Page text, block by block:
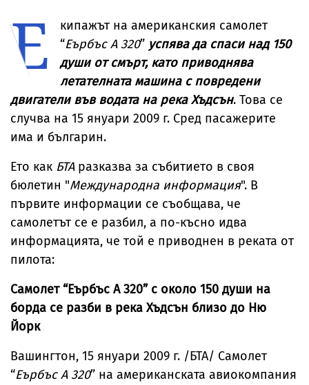
Е
кипажът на американския самолет
“Еърбъс А 320” успява да спаси над 150
души от смърт, като приводнява
летателната машина с повредени
двигатели във водата на река Хъдсън. Това се
случва на 15 януари 2009 г. Сред пасажерите
има и българин.
Ето как БТАразказва за събитието в своя
бюлетин "Международна информация". В
първите информации се съобщава, че
самолетът се е разбил, а по-късно идва
информацията, че той е приводнен в реката от
пилота:
Самолет “Еърбъс А 320” с около 150 души на
борда се разби в река Хъдсън близо до Ню
Йорк
Вашингтон, 15 януари 2009 г. /БТА/ Самолет
“Еърбъс А 320” на американската авиокомпания